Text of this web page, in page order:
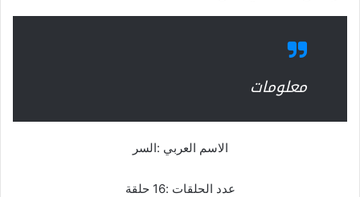
معلومات
الاسم العربي :السر
عدد الحلقات :16 حلقة